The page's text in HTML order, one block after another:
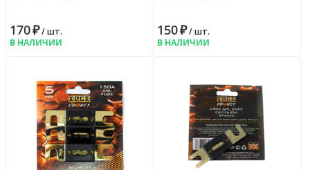
170₽/ шт.
В НАЛИЧИИ
150₽/ шт.
В НАЛИЧИИ